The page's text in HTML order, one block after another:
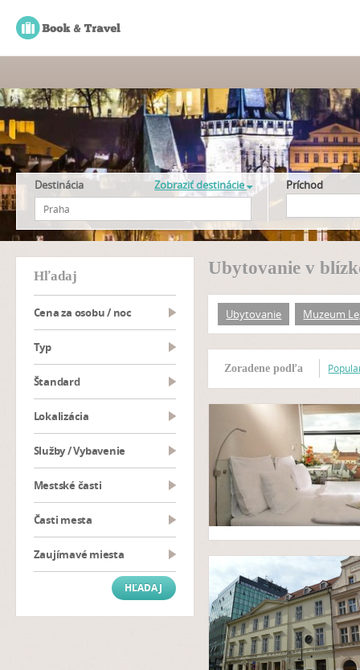
Destinácia Zobraziť destinácie Príchod
hľadaj
Cena za osobu / noc
typ
Štandard
Lokalizácia
Služby / Vybavenie
Mestské časti
Časti mesta
Zaujímavé miesta
Ubytovanie v
Ubytovanie Muzeum
Zoradene podľa